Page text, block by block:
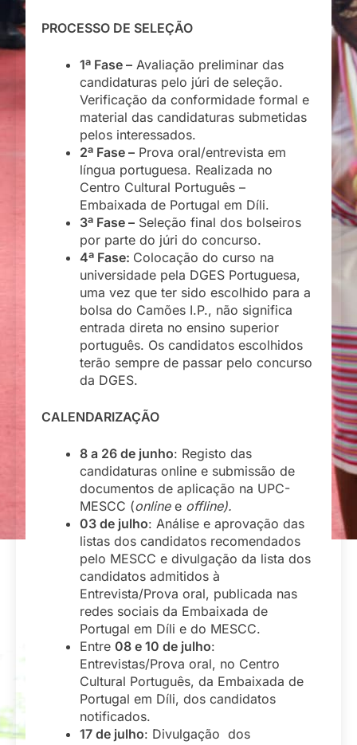
PROCESSO DE SELEÇÃO
1ª Fase – Avaliação preliminar das
candidaturas pelo júri de seleção.
Verificação da conformidade formal e
material das candidaturas submetidas
pelos interessados.
2ª Fase – Prova oral/entrevista em
língua portuguesa. Realizada no
Centro Cultural Português –
Embaixada de Portugal em Díli.
3ª Fase – Seleção final dos bolseiros
por parte do júri do concurso.
4ª Fase: Colocação do curso na
universidade pela DGES Portuguesa,
uma vez que ter sido escolhido para a
bolsa do Camões I.P., não significa
entrada direta no ensino superior
português. Os candidatos escolhidos
terão sempre de passar pelo concurso
da DGES.
CALENDARIZAÇÃO
8 a 26 de junho: Registo das
candidaturas online e submissão de
documentos de aplicação na UPC-
MESCC (online e offline).
03 de julho: Análise e aprovação das
listas dos candidatos recomendados
pelo MESCC e divulgação da lista dos
candidatos admitidos à
Entrevista/Prova oral, publicada nas
redes sociais da Embaixada de
Portugal em Díli e do MESCC.
Entre 08 e 10 de julho:
Entrevistas/Prova oral, no Centro
Cultural Português, da Embaixada de
Portugal em Díli, dos candidatos
notificados.
17 de julho: Divulgação dos